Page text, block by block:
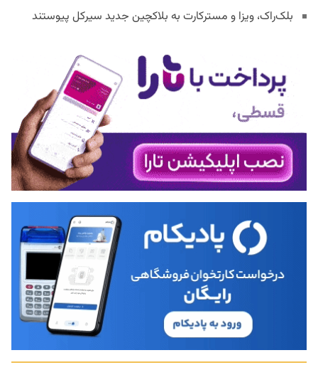
بلک‌راک، ویزا و مسترکارت به بلاکچین جدید سیرکل پیوستند